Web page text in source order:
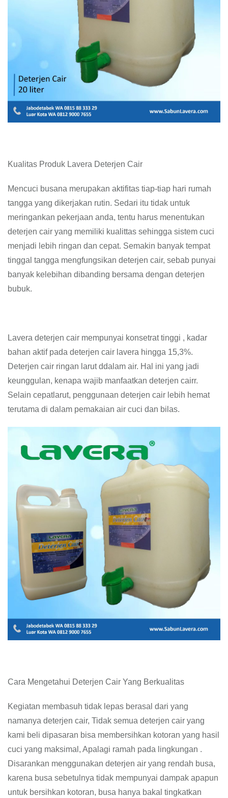
Kualitas Produk Lavera Deterjen Cair
Mencuci busana merupakan aktifitas tiap-tiap hari rumah
tangga yang dikerjakan rutin. Sedari itu tidak untuk
meringankan pekerjaan anda, tentu harus menentukan
deterjen cair yang memiliki kualittas sehingga sistem cuci
menjadi lebih ringan dan cepat. Semakin banyak tempat
tinggal tangga mengfungsikan deterjen cair, sebab punyai
banyak kelebihan dibanding bersama dengan deterjen
bubuk.
Lavera deterjen cair mempunyai konsetrat tinggi , kadar
bahan aktif pada deterjen cair lavera hingga 15,3%.
Deterjen cair ringan larut ddalam air. Hal ini yang jadi
keunggulan, kenapa wajib manfaatkan deterjen cairr.
Selain cepatlarut, penggunaan deterjen cair lebih hemat
terutama di dalam pemakaian air cuci dan bilas.
Cara Mengetahui Deterjen Cair Yang Berkualitas
Kegiatan membasuh tidak lepas berasal dari yang
namanya deterjen cair, Tidak semua deterjen cair yang
kami beli dipasaran bisa membersihkan kotoran yang hasil
cuci yang maksimal, Apalagi ramah pada lingkungan .
Disarankan menggunakan deterjen air yang rendah busa,
karena busa sebetulnya tidak mempunyai dampak apapun
untuk bersihkan kotoran, busa hanya bakal tingkatkan